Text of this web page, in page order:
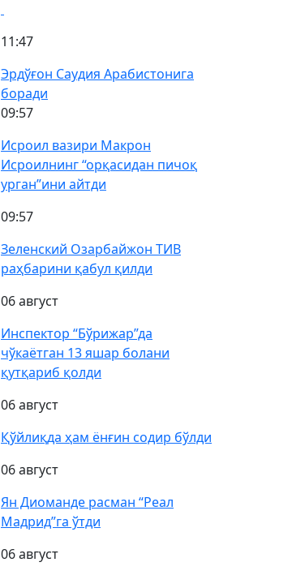
11:47
Эрдўғон Саудия Арабистонига
боради
09:57
Исроил вазири Макрон
Исроилнинг “орқасидан пичоқ
урган”ини айтди
09:57
Зеленский Озарбайжон ТИВ
раҳбарини қабул қилди
06 август
Инспектор “Бўрижар”да
чўкаётган 13 яшар болани
қутқариб қолди
06 август
Қўйлиқда ҳам ёнғин содир бўлди
06 август
Ян Диоманде расман “Реал
Мадрид”га ўтди
06 август